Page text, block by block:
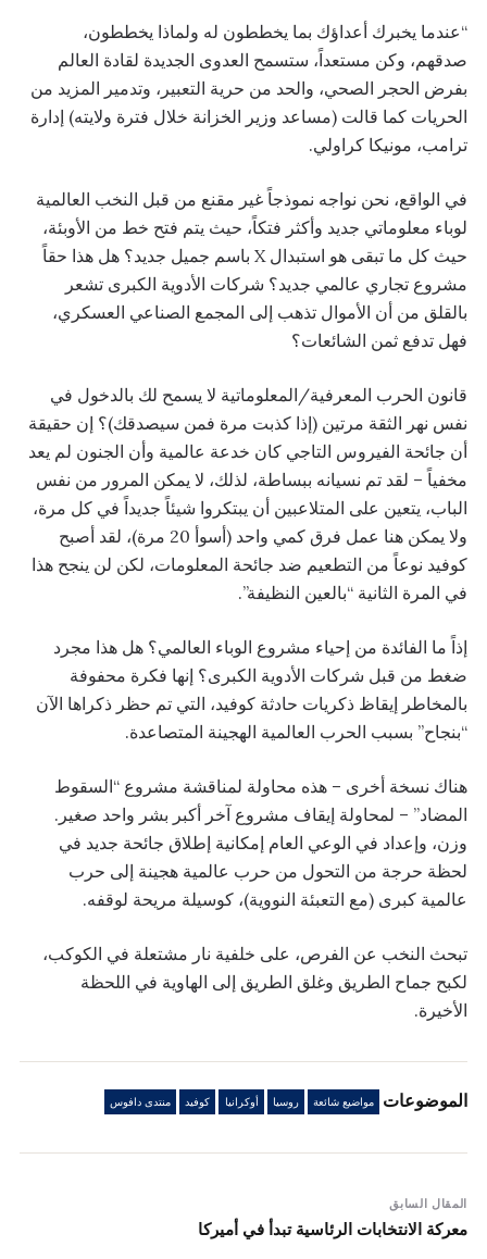
“عندما يخبرك أعداؤك بما يخططون له ولماذا يخططون،
صدقهم، وكن مستعداً، ستسمح العدوى الجديدة لقادة العالم
بفرض الحجر الصحي، والحد من حرية التعبير، وتدمير المزيد من
الحريات كما قالت (مساعد وزير الخزانة خلال فترة ولايته) إدارة
ترامب، مونيكا كراولي.
في الواقع، نحن نواجه نموذجاً غير مقنع من قبل النخب العالمية
لوباء معلوماتي جديد وأكثر فتكاً، حيث يتم فتح خط من الأوبئة،
حيث كل ما تبقى هو استبدال X باسم جميل جديد؟ هل هذا حقاً
مشروع تجاري عالمي جديد؟ شركات الأدوية الكبرى تشعر
بالقلق من أن الأموال تذهب إلى المجمع الصناعي العسكري،
فهل تدفع ثمن الشائعات؟
قانون الحرب المعرفية/المعلوماتية لا يسمح لك بالدخول في
نفس نهر الثقة مرتين (إذا كذبت مرة فمن سيصدقك)؟ إن حقيقة
أن جائحة الفيروس التاجي كان خدعة عالمية وأن الجنون لم يعد
مخفياً – لقد تم نسيانه ببساطة، لذلك، لا يمكن المرور من نفس
الباب، يتعين على المتلاعبين أن يبتكروا شيئاً جديداً في كل مرة،
ولا يمكن هنا عمل فرق كمي واحد (أسوأ 20 مرة)، لقد أصبح
كوفيد نوعاً من التطعيم ضد جائحة المعلومات، لكن لن ينجح هذا
في المرة الثانية “بالعين النظيفة”.
إذاً ما الفائدة من إحياء مشروع الوباء العالمي؟ هل هذا مجرد
ضغط من قبل شركات الأدوية الكبرى؟ إنها فكرة محفوفة
بالمخاطر إيقاظ ذكريات حادثة كوفيد، التي تم حظر ذكراها الآن
“بنجاح” بسبب الحرب العالمية الهجينة المتصاعدة.
هناك نسخة أخرى – هذه محاولة لمناقشة مشروع “السقوط
المضاد” – لمحاولة إيقاف مشروع آخر أكبر بشر واحد صغير.
وزن، وإعداد في الوعي العام إمكانية إطلاق جائحة جديد في
لحظة حرجة من التحول من حرب عالمية هجينة إلى حرب
عالمية كبرى (مع التعبئة النووية)، كوسيلة مريحة لوقفه.
تبحث النخب عن الفرص، على خلفية نار مشتعلة في الكوكب،
لكبح جماح الطريق وغلق الطريق إلى الهاوية في اللحظة
الأخيرة.
الموضوعات مواضيع شائعة روسيا أوكرانيا كوفيد منتدى دافوس
المقال السابق
معركة الانتخابات الرئاسية تبدأ في أميركا